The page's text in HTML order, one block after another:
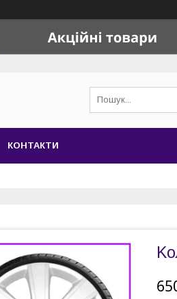
КОНТАКТИ